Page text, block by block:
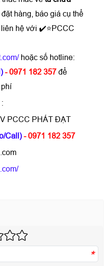
hàng, báo giá cụ thể
hệ với ✔️⭐PCCC
hoặc số hotline:
- 0971 182 357 để
PCCC PHÁT ĐẠT
Call) - 0971 182 357
*